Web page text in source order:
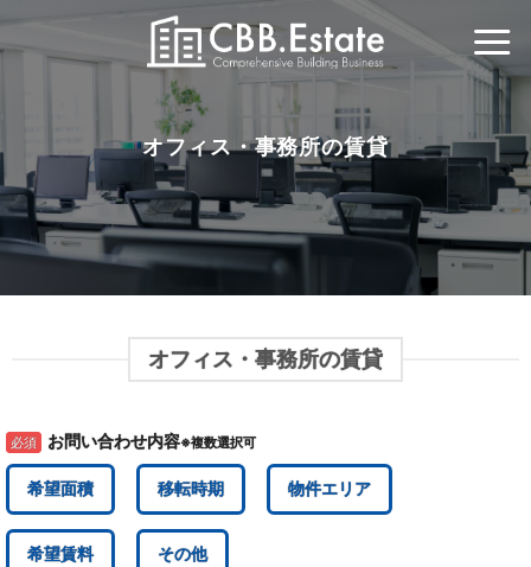
オフィス・事務所の賃貸
オフィス・事務所の賃貸
必須 お問い合わせ内容※複数選択可
希望面積 移転時期 物件エリア
希望賃料 その他